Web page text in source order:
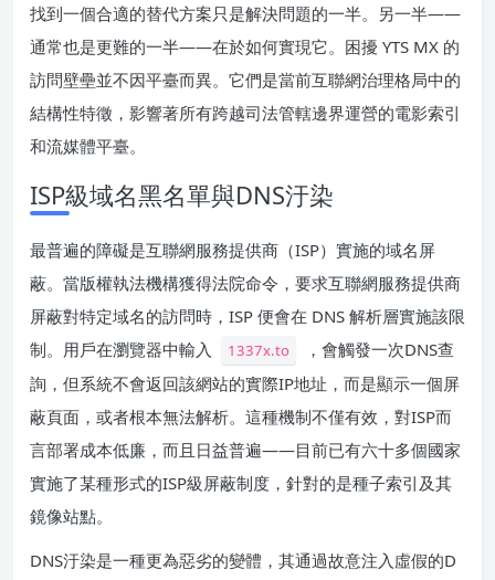
找到一個合適的替代方案只是解決問題的一半。另一半——
通常也是更難的一半——在於如何實現它。困擾 YTS MX 的
訪問壁壘並不因平臺而異。它們是當前互聯網治理格局中的
結構性特徵，影響著所有跨越司法管轄邊界運營的電影索引
和流媒體平臺。
ISP級域名黑名單與DNS汙染
最普遍的障礙是互聯網服務提供商（ISP）實施的域名屏
蔽。當版權執法機構獲得法院命令，要求互聯網服務提供商
屏蔽對特定域名的訪問時，ISP 便會在 DNS 解析層實施該限
制。用戶在瀏覽器中輸入
1337x.to
，會觸發一次DNS查
詢，但系統不會返回該網站的實際IP地址，而是顯示一個屏
蔽頁面，或者根本無法解析。這種機制不僅有效，對ISP而
言部署成本低廉，而且日益普遍——目前已有六十多個國家
實施了某種形式的ISP級屏蔽制度，針對的是種子索引及其
鏡像站點。
DNS汙染是一種更為惡劣的變體，其通過故意注入虛假的D